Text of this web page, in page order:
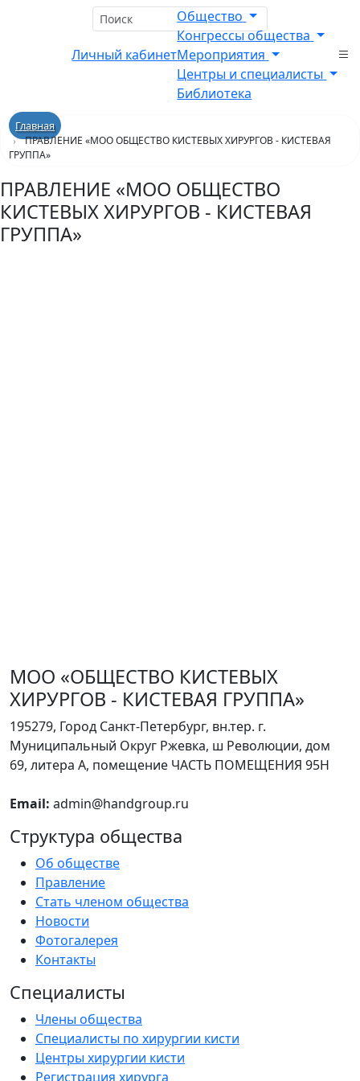
Общество
Конгрессы общества
Мероприятия
Центры и специалисты
Библиотека
Личный кабинет
Главная
ПРАВЛЕНИЕ «МОО ОБЩЕСТВО КИСТЕВЫХ ХИРУРГОВ - КИСТЕВАЯ
ГРУППА»
ПРАВЛЕНИЕ «МОО ОБЩЕСТВО
КИСТЕВЫХ ХИРУРГОВ - КИСТЕВАЯ
ГРУППА»
Золотов Александр Сергеевич
Мельников Виктор Сергеевич
Мигулева Ирина Юрьевна
МОО «ОБЩЕСТВО КИСТЕВЫХ
ХИРУРГОВ - КИСТЕВАЯ ГРУППА»
195279, Город Санкт-Петербург, вн.тер. г.
Муниципальный Округ Ржевка, ш Революции, дом
69, литера А, помещение ЧАСТЬ ПОМЕЩЕНИЯ 95Н
Email: admin@handgroup.ru
Структура общества
Об обществе
Правление
Стать членом общества
Новости
Фотогалерея
Контакты
Специалисты
Члены общества
Специалисты по хирургии кисти
Центры хирургии кисти
Регистрация хирурга